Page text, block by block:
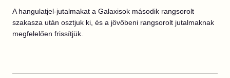
A hangulatjel-jutalmakat a Galaxisok második rangsorolt
szakasza után osztjuk ki, és a jövőbeni rangsorolt jutalmaknak
megfelelően frissítjük.